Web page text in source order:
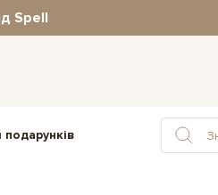
Spell
подарунків